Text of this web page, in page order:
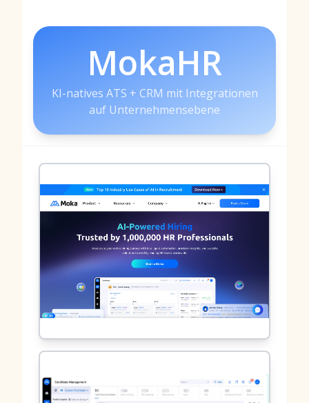
MokaHR
KI-natives ATS + CRM mit Integrationen
auf Unternehmensebene